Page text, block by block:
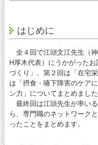
はじめに
全４回で江頭文江先生（
H厚木代表）にうかがった
づくり」、第２回は「在宅
は「摂食・嚥下障害のケア
ン力」についてまとめました
最終回は江頭先生が率い
ら、専門職のネットワーク
ったことをまとめます。